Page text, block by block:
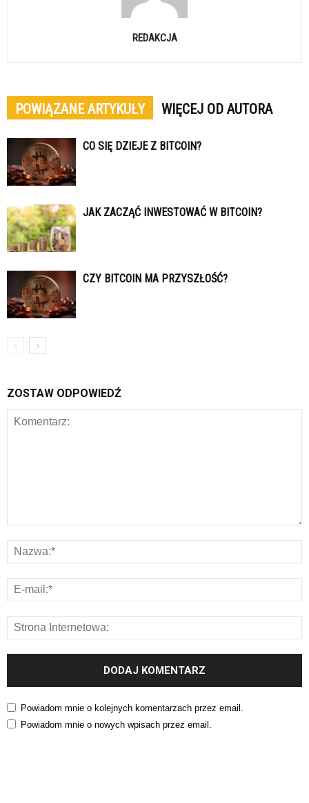
REDAKCJA
POWIĄZANE ARTYKUŁY WIĘCEJ OD AUTORA
CO SIĘ DZIEJE Z BITCOIN?
JAK ZACZĄĆ INWESTOWAĆ W BITCOIN?
CZY BITCOIN MA PRZYSZŁOŚĆ?
ZOSTAW ODPOWIEDŹ
Powiadom mnie o kolejnych komentarzach przez email.
Powiadom mnie o nowych wpisach przez email.